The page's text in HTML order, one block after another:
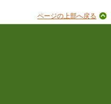
ページの上部へ戻る